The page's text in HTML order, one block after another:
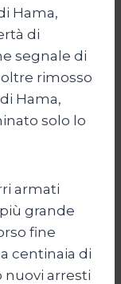
Hama,
di
segnale di
rimosso
Hama,
solo lo
armati
grande
fine
centinaia di
nuovi arresti